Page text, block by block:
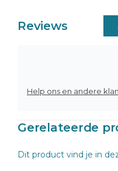
Reviews
Gerelateerde
Dit product vind je in